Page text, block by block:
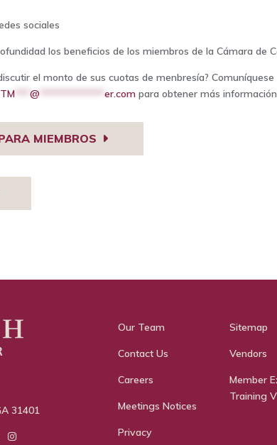
sociales
los beneficios de los miembros de la Cámara de
el monto de sus cuotas de menbresía?
TM ***@ *************er.com para obtener más
MIEMBROS
31401
Our Team
Contact Us
Careers
Meetings Notices
Privacy
Sitemap
Vendors
Member
Training